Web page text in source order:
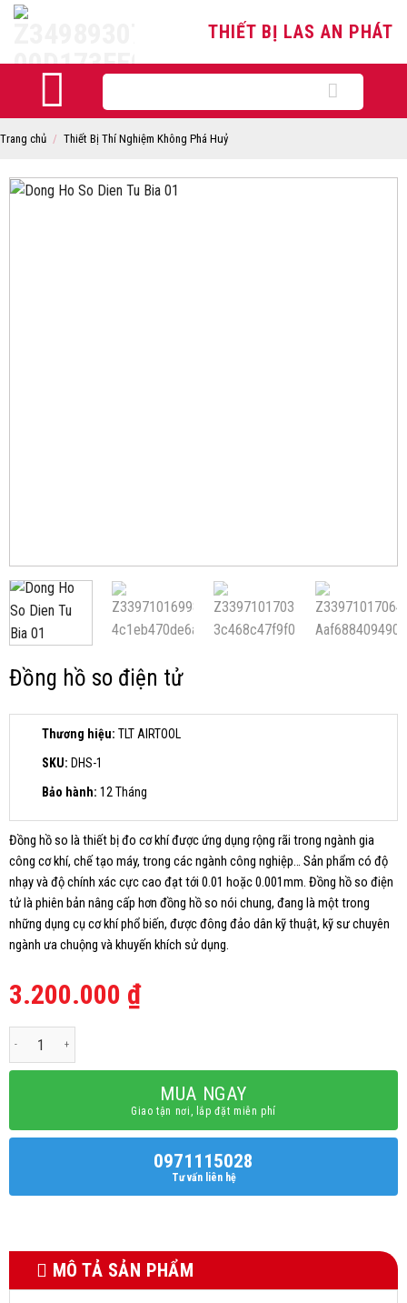
Skip
THIẾT BỊ LAS AN PHÁT
kiếm:
Trang chủ / Thiết Bị Thí Nghiệm Không Phá Huỷ
Đồng hồ so điện tử
Thương hiệu: TLT AIRTOOL
SKU: DHS-1
Bảo hành: 12 Tháng
Đồng hồ so là thiết bị đo cơ khí được ứng dụng rộng rãi trong ngành gia
công cơ khí, chế tạo máy, trong các ngành công nghiệp… Sản phẩm có độ
nhạy và độ chính xác cực cao đạt tới 0.01 hoặc 0.001mm. Đồng hồ so điện
tử là phiên bản nâng cấp hơn đồng hồ so nói chung, đang là một trong
những dụng cụ cơ khí phổ biến, được đông đảo dân kỹ thuật, kỹ sư chuyên
ngành ưa chuộng và khuyến khích sử dụng.
3.200.000 ₫
Đồng hồ so điện tử số lượng
MUA NGAY
Giao tận nơi, lắp đặt miễn phí
0971115028
Tư vấn liên hệ
MÔ TẢ SẢN PHẨM